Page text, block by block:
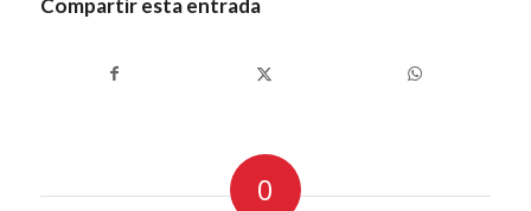
Compartir esta entrada
0